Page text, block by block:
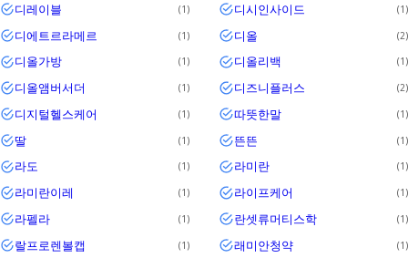
디레이블 1 디시인사이드 1
디에트르라메르 1 디올 2
디올가방 1 디올리백 1
디올앰버서더 1 디즈니플러스 2
디지털헬스케어 1 따뜻한말 1
딸 1 뜬뜬 1
라도 1 라미란 1
라미란이레 1 라이프케어 1
라펠라 1 란셋류머티스학 1
랄프로렌볼캡 1 래미안청약 1